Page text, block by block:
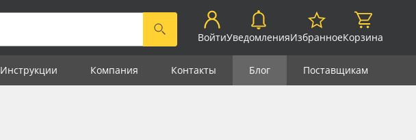
ВойтиУведомленияИзбранноеКорзина
Инструкции Компания Контакты Блог Поставщикам